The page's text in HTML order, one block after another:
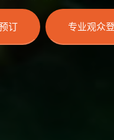
订 专业观众